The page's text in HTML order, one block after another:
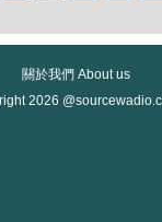
關於我們 About us
2026